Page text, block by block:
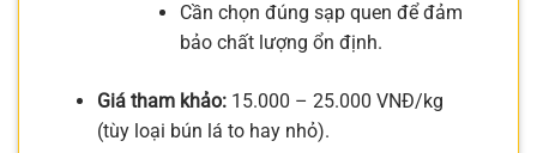
Cần chọn đúng sạp quen để đảm
bảo chất lượng ổn định.
Giá tham khảo:15.000 – 25.000 VNĐ/kg
(tùy loại bún lá to hay nhỏ).